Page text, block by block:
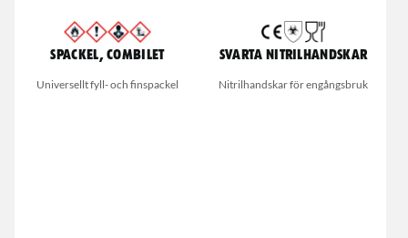
Spackel, Combilet
Universellt fyll- och finspackel
Svarta nitrilhandskar
Nitrilhandskar för engångsbruk